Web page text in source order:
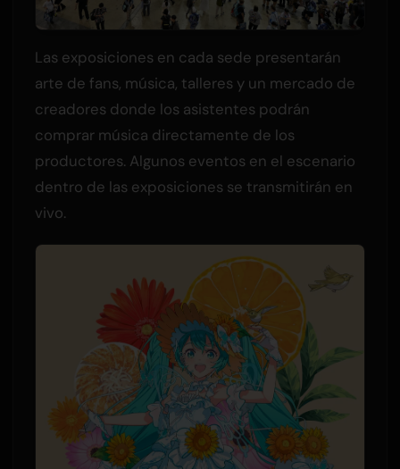
Las exposiciones en cada sede presentarán
arte de fans, música, talleres y un mercado de
creadores donde los asistentes podrán
comprar música directamente de los
productores. Algunos eventos en el escenario
dentro de las exposiciones se transmitirán en
vivo.